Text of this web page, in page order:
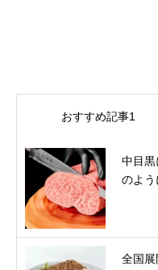
おすすめ記事1
中目
のよう
全国